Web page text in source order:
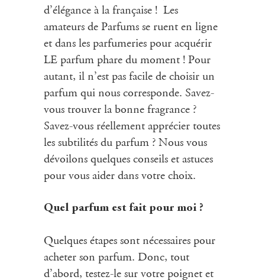
d’élégance à la française ! Les
amateurs de Parfums se ruent en ligne
et dans les parfumeries pour acquérir
LE parfum phare du moment ! Pour
autant, il n’est pas facile de choisir un
parfum qui nous corresponde. Savez-
vous trouver la bonne fragrance ?
Savez-vous réellement apprécier toutes
les subtilités du parfum ? Nous vous
dévoilons quelques conseils et astuces
pour vous aider dans votre choix.
Quel parfum est fait pour moi ?
Quelques étapes sont nécessaires pour
acheter son parfum. Donc, tout
d’abord, testez-le sur votre poignet et